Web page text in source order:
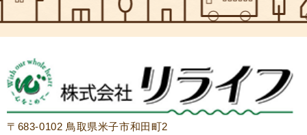
〒683-0102 鳥取県米子市和田町2